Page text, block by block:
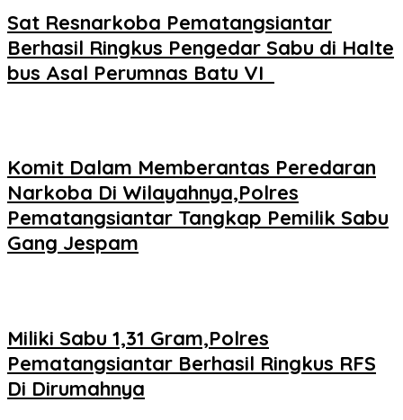
Sat Resnarkoba Pematangsiantar
Berhasil Ringkus Pengedar Sabu di Halte
bus Asal Perumnas Batu VI
Komit Dalam Memberantas Peredaran
Narkoba Di Wilayahnya,Polres
Pematangsiantar Tangkap Pemilik Sabu
Gang Jespam
Miliki Sabu 1,31 Gram,Polres
Pematangsiantar Berhasil Ringkus RFS
Di Dirumahnya